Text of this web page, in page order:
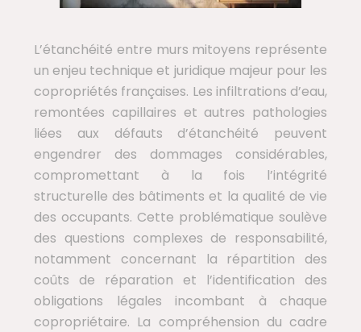
L’étanchéité entre murs mitoyens représente
un enjeu technique et juridique majeur pour les
copropriétés françaises. Les infiltrations d’eau,
remontées capillaires et autres pathologies
liées aux défauts d’étanchéité peuvent
engendrer des dommages considérables,
compromettant à la fois l’intégrité
structurelle des bâtiments et la qualité de vie
des occupants. Cette problématique soulève
des questions complexes de responsabilité,
notamment concernant la répartition des
coûts de réparation et l’identification des
obligations légales incombant à chaque
copropriétaire. La compréhension du cadre